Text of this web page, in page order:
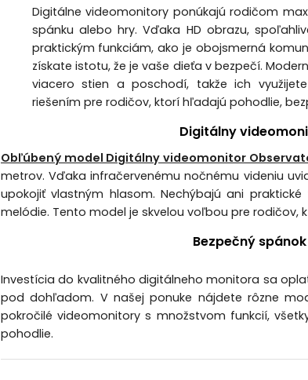
Digitálne videomonitory ponúkajú rodičom
spánku alebo hry. Vďaka HD obrazu,
praktickým funkciám, ako je obojsmerná
získate istotu, že je vaše dieťa v bezpečí.
viacero stien a poschodí, takže ich
riešením pre rodičov, ktorí hľadajú pohodlie,
Digitálny
Obľúbený model Digitálny videomonitor
metrov. Vďaka infračervenému nočnému videniu
upokojiť vlastným hlasom. Nechýbajú ani
melódie. Tento model je skvelou voľbou pre
Bezpečný
Investícia do kvalitného digitálneho monitora sa
pod dohľadom. V našej ponuke nájdete rôzne
pokročilé videomonitory s množstvom funkcií,
pohodlie.